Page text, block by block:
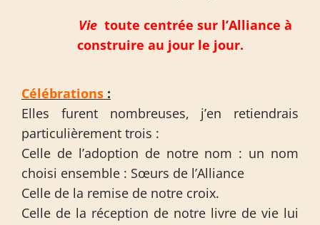
Vie toute centrée sur l’Alliance à
construire au jour le jour.
Célébrations:
Elles furent nombreuses, j’en retiendrais
particulièrement trois :
Celle de l’adoption de notre nom : un nom
choisi ensemble : Sœurs de l’Alliance
Celle de la remise de notre croix.
Celle de la réception de notre livre de vie lui